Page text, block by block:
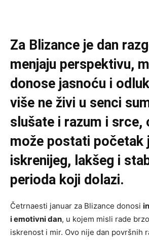
Za Blizance je dan
menjaju perspektivu,
donose jasnoću i
više ne živi u senci
slušate i razum i srce,
može postati početak
iskrenijeg, lakšeg i
perioda koji dolazi.
Četrnaesti januar za Blizance donosi
i emotivni dan, u kojem misli rade
iskrenost i mir. Ovo nije dan površnih